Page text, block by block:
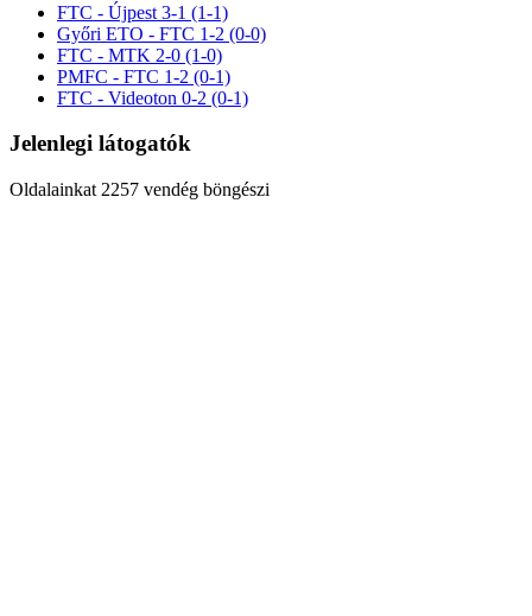
FTC - Újpest 3-1 (1-1)
Győri ETO - FTC 1-2 (0-0)
FTC - MTK 2-0 (1-0)
PMFC - FTC 1-2 (0-1)
FTC - Videoton 0-2 (0-1)
Jelenlegi látogatók
Oldalainkat 2257 vendég böngészi